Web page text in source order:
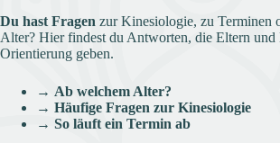
Du hast Fragen zur Kinesiologie, zu Terminen
Alter? Hier findest du Antworten, die Eltern
Orientierung geben.
→ Ab welchem Alter?
→ Häufige Fragen zur Kinesiologie
→ So läuft ein Termin ab